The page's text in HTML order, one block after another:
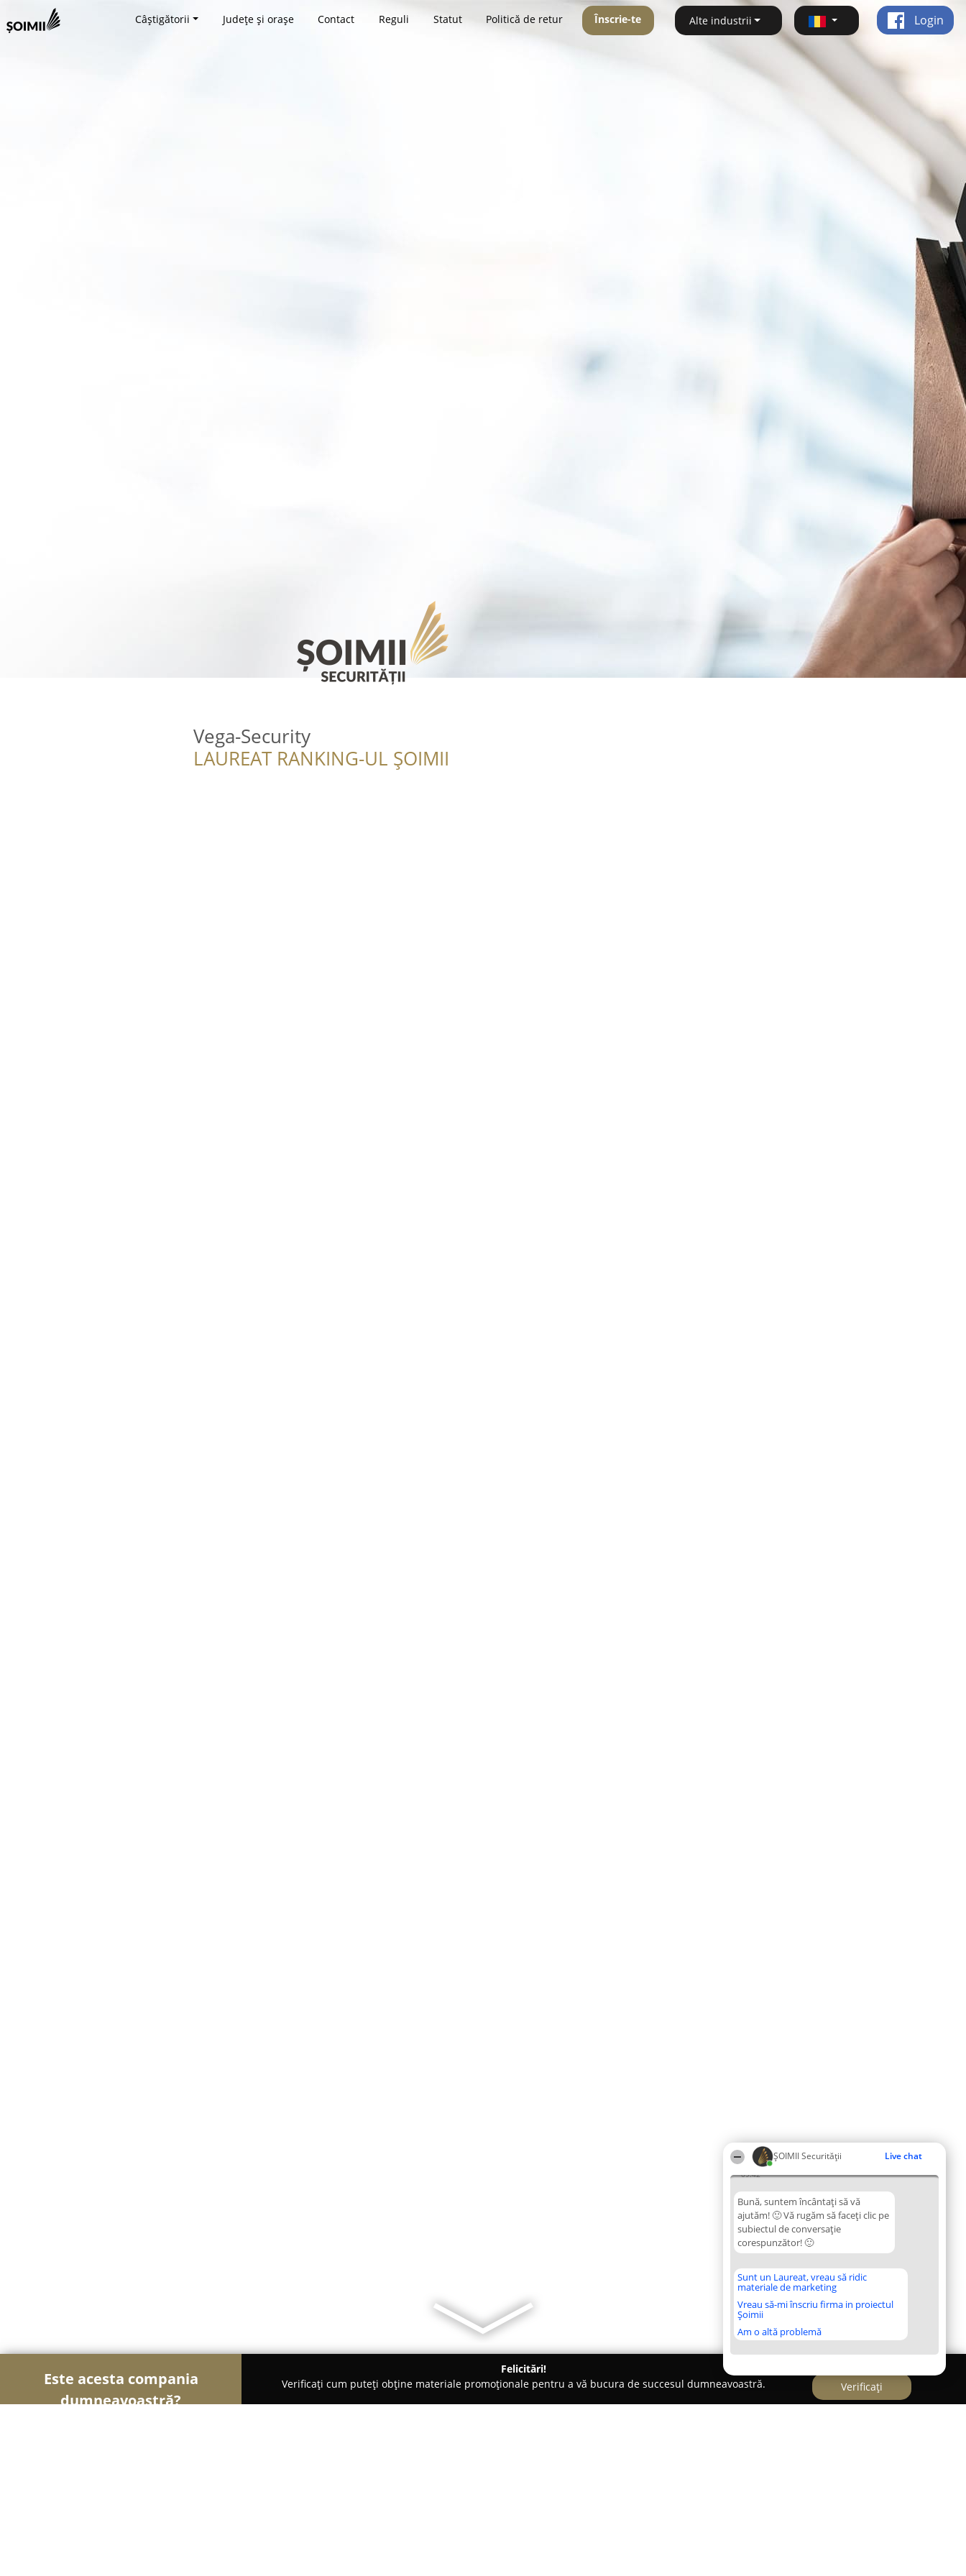
ȘOIMII Securității Live chat
09:42
Bună, suntem încântați să vă
ajutăm! 🙂 Vă rugăm să faceți clic pe
subiectul de conversație
corespunzător! 🙂
Sunt un Laureat, vreau să ridic
materiale de marketing
Vreau să-mi înscriu firma in proiectul
Șoimii
Am o altă problemă
Câștigătorii Județe și orașe Contact Reguli Statut Politică de retur Înscrie-te Alte industrii Login
Vega-Security
LAUREAT RANKING-UL ȘOIMII
Este acesta compania
dumneavoastră?
Felicitări!
Verificați cum puteți obține materiale promoționale pentru a vă bucura de succesul dumneavoastră.
Verificați